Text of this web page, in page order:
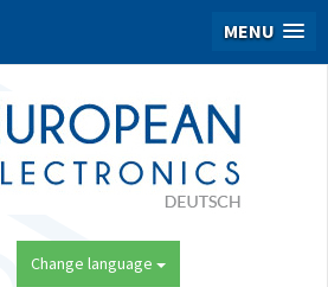
MENU
Change language